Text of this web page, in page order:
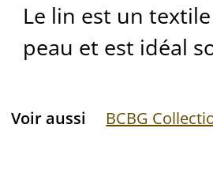
Le lin est un
peau et est idéal
Voir aussi BCBG